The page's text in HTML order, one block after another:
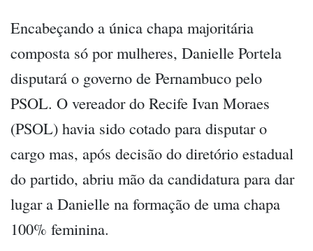
Encabeçando a única chapa majoritária
composta só por mulheres, Danielle Portela
disputará o governo de Pernambuco pelo
PSOL. O vereador do Recife Ivan Moraes
(PSOL) havia sido cotado para disputar o
cargo mas, após decisão do diretório estadual
do partido, abriu mão da candidatura para dar
lugar a Danielle na formação de uma chapa
100% feminina.